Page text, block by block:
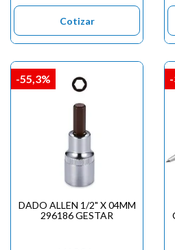
Cotizar
DADO ALLEN 1/2" X 04MM
296186 GESTAR
-55,3%